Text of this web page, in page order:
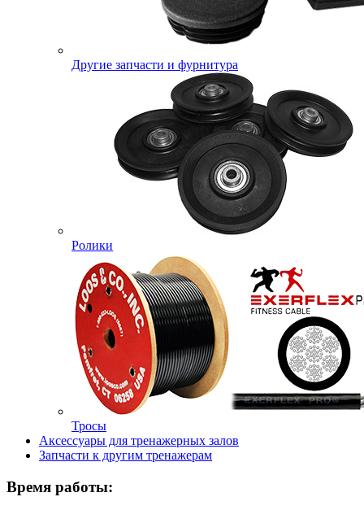
Другие запчасти и фурнитура
Ролики
Тросы
Аксессуары для тренажерных залов
Запчасти к другим тренажерам
Время работы: